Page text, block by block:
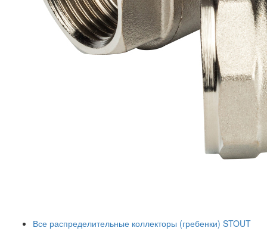
Все распределительные коллекторы (гребенки) STOUT